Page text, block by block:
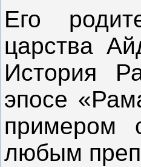
Его
царства
История
эпосе
примером
любым